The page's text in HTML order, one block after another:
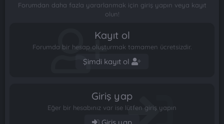
Forumdan daha fazla yararlanmak için giriş yapın veya kayıt
olun!
Kayıt ol
Forumda bir hesap oluşturmak tamamen ücretsizdir.
Şimdi kayıt ol
Giriş yap
Eğer bir hesabınız var ise lütfen giriş yapın
Giriş yap